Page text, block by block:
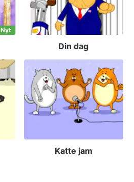
Nyt
Din dag
Katte jam